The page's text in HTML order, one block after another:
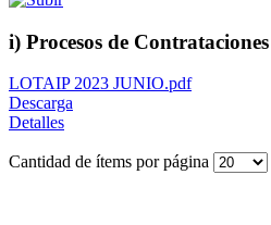
i) Procesos de Contrataciones
LOTAIP 2023 JUNIO.pdf
Descarga
Detalles
Cantidad de ítems por página